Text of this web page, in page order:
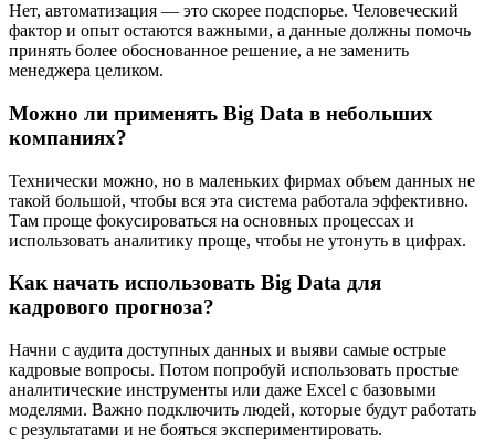
Нет, автоматизация — это скорее подспорье. Человеческий
фактор и опыт остаются важными, а данные должны помочь
принять более обоснованное решение, а не заменить
менеджера целиком.
Можно ли применять Big Data в небольших
компаниях?
Технически можно, но в маленьких фирмах объем данных не
такой большой, чтобы вся эта система работала эффективно.
Там проще фокусироваться на основных процессах и
использовать аналитику проще, чтобы не утонуть в цифрах.
Как начать использовать Big Data для
кадрового прогноза?
Начни с аудита доступных данных и выяви самые острые
кадровые вопросы. Потом попробуй использовать простые
аналитические инструменты или даже Excel с базовыми
моделями. Важно подключить людей, которые будут работать
с результатами и не бояться экспериментировать.